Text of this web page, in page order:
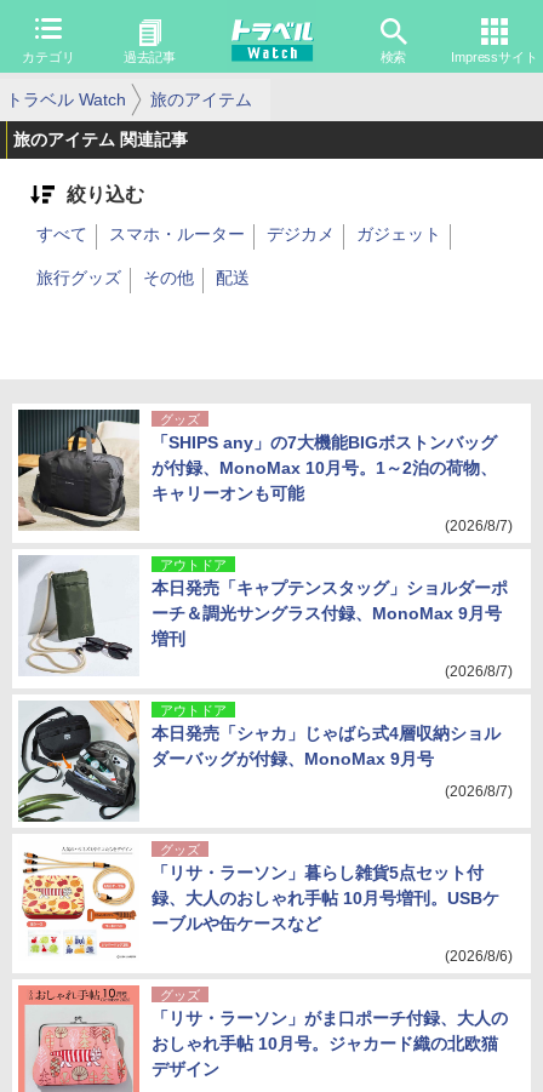
カテゴリ 過去記事 検索 Impressサイト
トラベル Watch 旅のアイテム
旅のアイテム 関連記事
絞り込む
すべて スマホ・ルーター デジカメ ガジェット
旅行グッズ その他 配送
グッズ
「SHIPS any」の7大機能BIGボストンバッグ
が付録、MonoMax 10月号。1～2泊の荷物、
キャリーオンも可能
(2026/8/7)
アウトドア
本日発売「キャプテンスタッグ」ショルダーポ
ーチ＆調光サングラス付録、MonoMax 9月号
増刊
(2026/8/7)
アウトドア
本日発売「シャカ」じゃばら式4層収納ショル
ダーバッグが付録、MonoMax 9月号
(2026/8/7)
グッズ
「リサ・ラーソン」暮らし雑貨5点セット付
録、大人のおしゃれ手帖 10月号増刊。USBケ
ーブルや缶ケースなど
(2026/8/6)
グッズ
「リサ・ラーソン」がま口ポーチ付録、大人の
おしゃれ手帖 10月号。ジャカード織の北欧猫
デザイン